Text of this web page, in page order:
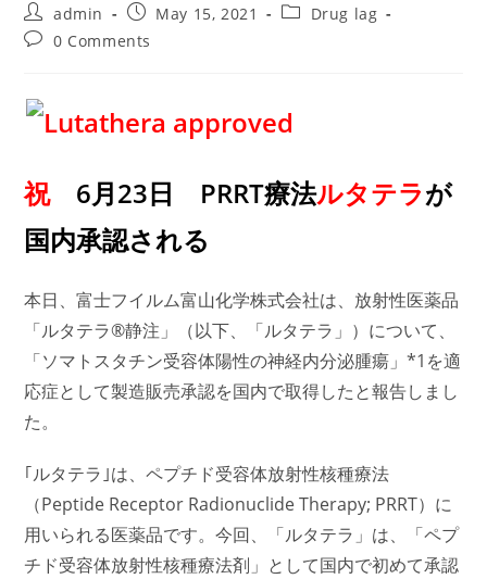
Post
author:
admin
Post
published:
May 15, 2021
PostDrug lag
Post0 Comments
祝 6月23日 PRRT療法ルタテラが
国内承認される
本日、富士フイルム富山化学株式会社は、放射性医薬品
「ルタテラ®静注」（以下、「ルタテラ」）について、
「ソマトスタチン受容体陽性の神経内分泌腫瘍」*1を適
応症として製造販売承認を国内で取得したと報告しまし
た。
｢ルタテラ｣は、ペプチド受容体放射性核種療法
（Peptide Receptor Radionuclide Therapy; PRRT）に
用いられる医薬品です。今回、「ルタテラ」は、「ペプ
チド受容体放射性核種療法剤」として国内で初めて承認